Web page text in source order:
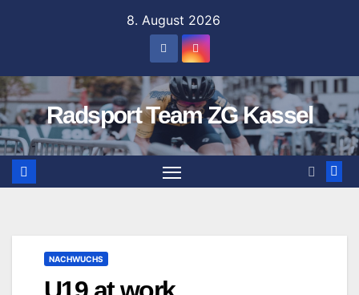
8. August 2026
Radsport Team ZG Kassel
NACHWUCHS